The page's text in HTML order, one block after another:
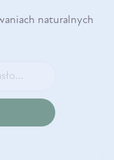
naturalnych